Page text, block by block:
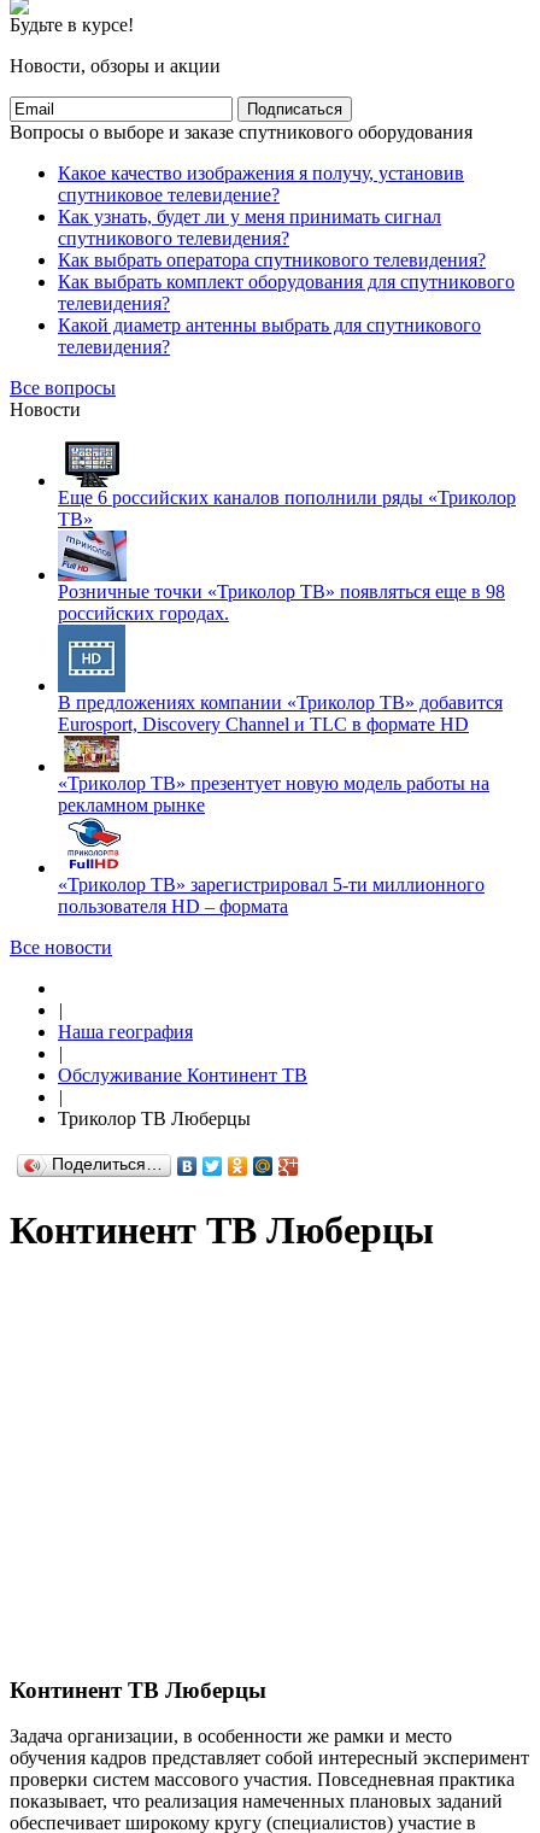
Будьте в курсе!
Новости, обзоры и акции
Подписаться
Вопросы о выборе и заказе спутникового оборудования
Какое качество изображения я получу, установив
спутниковое телевидение?
Как узнать, будет ли у меня принимать сигнал
спутникового телевидения?
Как выбрать оператора спутникового телевидения?
Как выбрать комплект оборудования для спутникового
телевидения?
Какой диаметр антенны выбрать для спутникового
телевидения?
Все вопросы
Новости
Еще 6 российских каналов пополнили ряды «Триколор
ТВ»
Розничные точки «Триколор ТВ» появляться еще в 98
российских городах.
В предложениях компании «Триколор ТВ» добавится
Eurosport, Discovery Channel и TLC в формате HD
«Триколор ТВ» презентует новую модель работы на
рекламном рынке
«Триколор ТВ» зарегистрировал 5-ти миллионного
пользователя HD – формата
Все новости
|
Наша география
|
Обслуживание Континент ТВ
|
Триколор ТВ Люберцы
Поделиться…
Континент ТВ Люберцы
Континент ТВ Люберцы
Задача организации, в особенности же рамки и место
обучения кадров представляет собой интересный эксперимент
проверки систем массового участия. Повседневная практика
показывает, что реализация намеченных плановых заданий
обеспечивает широкому кругу (специалистов) участие в